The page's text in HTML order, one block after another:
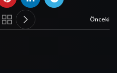
Önceki